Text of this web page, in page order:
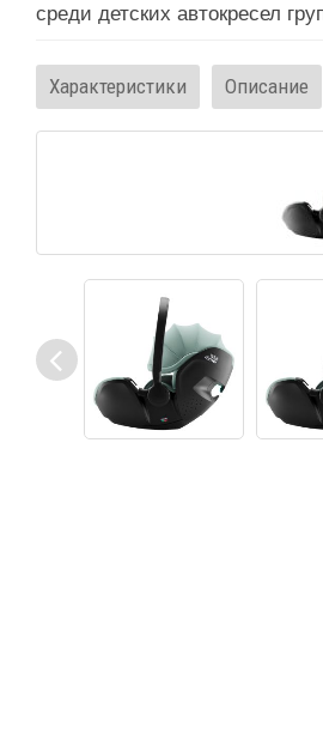
среди детских автокресел
Характеристики Описание